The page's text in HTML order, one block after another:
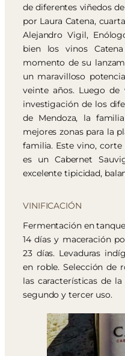
de diferentes viñedos
por Laura Catena,
Alejandro Vigil,
bien los vinos
momento de su
un maravilloso
veinte años. Luego de
investigación de los
de Mendoza, la
mejores zonas para la
familia. Este vino,
es un Cabernet
excelente tipicidad,
VINIFICACIÓN
Fermentación en
14 días y maceración
23 días. Levaduras
en roble. Selección de
las características de
segundo y tercer uso.